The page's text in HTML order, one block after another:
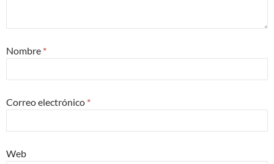
Nombre *
Correo electrónico *
Web